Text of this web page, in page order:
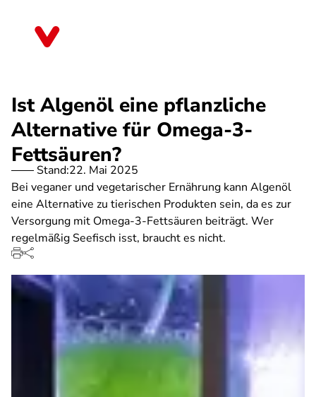
Ist Algenöl eine pflanzliche
Alternative für Omega-3-
Fettsäuren?
Stand:22. Mai 2025
Bei veganer und vegetarischer Ernährung kann Algenöl
eine Alternative zu tierischen Produkten sein, da es zur
Versorgung mit Omega-3-Fettsäuren beiträgt. Wer
regelmäßig Seefisch isst, braucht es nicht.